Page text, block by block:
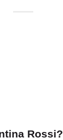
Rossi?